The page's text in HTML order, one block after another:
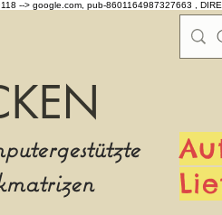
--> google.com, pub-8601164987327663 ,